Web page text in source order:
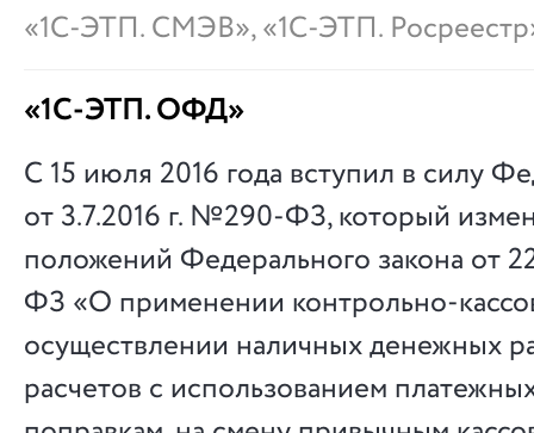
«1С-ЭТП. СМЭВ», «1С-ЭТП.
«1С-ЭТП. ОФД»
С 15 июля 2016 года вступил в силу
от 3.7.2016 г. №290-ФЗ, который
положений Федерального закона от
ФЗ «О применении контрольно-
осуществлении наличных денежных
расчетов с использованием